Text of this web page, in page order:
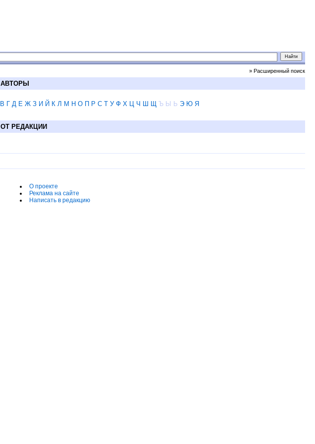
» Расширенный поиск
АВТОРЫ
В Г Д Е Ж З И Й К Л М Н О П Р С Т У Ф Х Ц Ч Ш Щ Ъ Ы Ь Э Ю Я
ОТ РЕДАКЦИИ
О проекте
Реклама на сайте
Написать в редакцию